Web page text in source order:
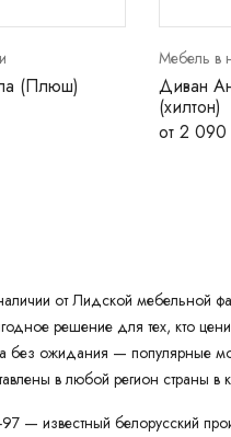
(Плюш)
Мебель в
Диван
(хилтон)
от 2 090
от Лидской мебельной
решение для тех, кто
без ожидания — популярные
в любой регион страны в
— известный белорусский